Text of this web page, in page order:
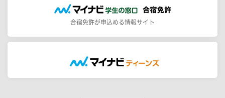
合宿免許が申込める情報サイト